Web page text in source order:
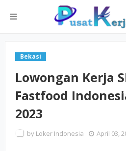
Bekasi
Lowongan Kerja
Fastfood
2023
by Loker Indonesia April 03,